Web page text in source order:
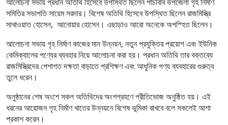
সমিতির সভাপতি সায়েম সরদার। বিশেষ অতিথি হিসেবে উপস্থিত ছিলেন রাজমিস্ত্রি
সাখাওয়াত হোসেন, আনোয়ার হোসেন। এছাড়াও আরো অনেকে অপস্হিত ছিলেন।
আলোচনা সভায় গৃহ নির্মাণ কাজের মান উন্নয়ন, নতুন প্রযুক্তির প্রয়োগ এবং ইউনিক
কেমিক্যালের পণ্যের ব্যবহার নিয়ে আলোচনা করা হয়। প্রধান অতিথি তার বক্তব্যে
রাজমিস্ত্রিদের পেশাগত দক্ষতা বাড়াতে প্রশিক্ষণ এবং আধুনিক পণ্য ব্যবহারের গুরুত্ব
তুলে ধরেন।
অনুষ্ঠানের শেষ অংশে সকল অতিথিদের অংশগ্রহণে প্রীতিভোজ অনুষ্ঠিত হয়। এই
ধরনের আয়োজন গৃহ নির্মাণ খাতের উন্নয়নে বিশেষ ভূমিকা রাখবে বলে সকলেই আশা
প্রকাশ করেন।